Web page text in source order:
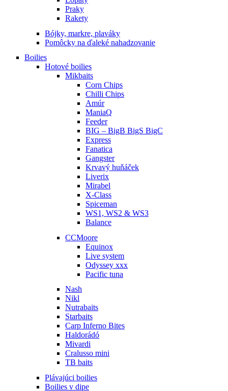
Praky
Rakety
Bójky, markre, plaváky
Pomôcky na ďaleké nahadzovanie
Boilies
Hotové boilies
Mikbaits
Corn Chips
Chilli Chips
Amúr
ManiaQ
Feeder
BIG – BigB BigS BigC
Express
Fanatica
Gangster
Krvavý huňáček
Liverix
Mirabel
X-Class
Spiceman
WS1, WS2 & WS3
Balance
CCMoore
Equinox
Live system
Odyssey xxx
Pacific tuna
Nash
Nikl
Nutrabaits
Starbaits
Carp Inferno Bites
Haldorádó
Mivardi
Cralusso mini
TB baits
Plávajúci boilies
Boilies v dipe